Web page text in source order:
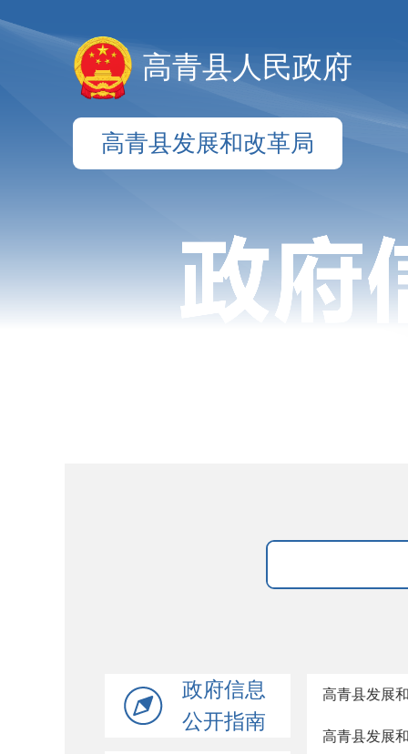
高青县人民政府
高青县发展和改革局
政府信息
公开指南
高青县发展
高青县发展